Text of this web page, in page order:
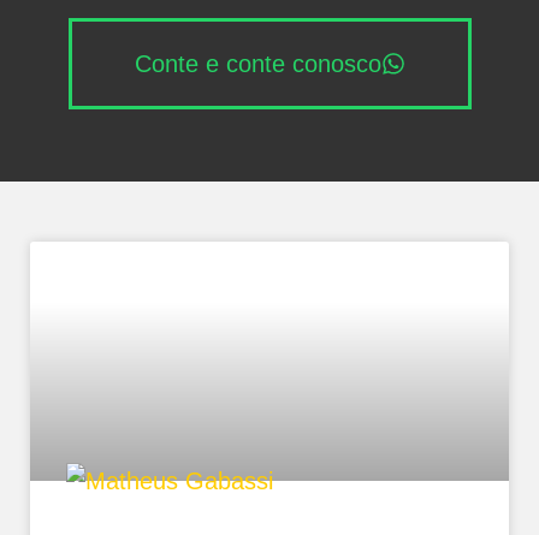
Conte e conte conosco